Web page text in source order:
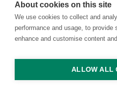
utilizzare i cookie per
all'utente un'esperienza migliore,
di marketing.
Copyright © 2026 RAILVIS. All
About cookies on this site
We use cookies to collect and
performance and usage, to provide
enhance and customise content
ALLOW ALL